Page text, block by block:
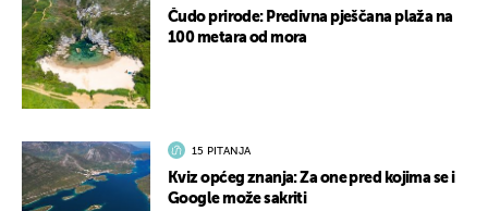
Čudo prirode: Predivna pješčana plaža na
100 metara od mora
15 PITANJA
Kviz općeg znanja: Za one pred kojima se i
Google može sakriti